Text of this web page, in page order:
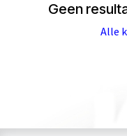
Geen
Alle